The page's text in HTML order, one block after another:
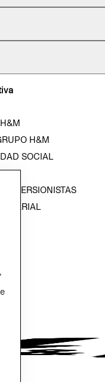
H&M
SOCIAL
INVERSIONISTAS